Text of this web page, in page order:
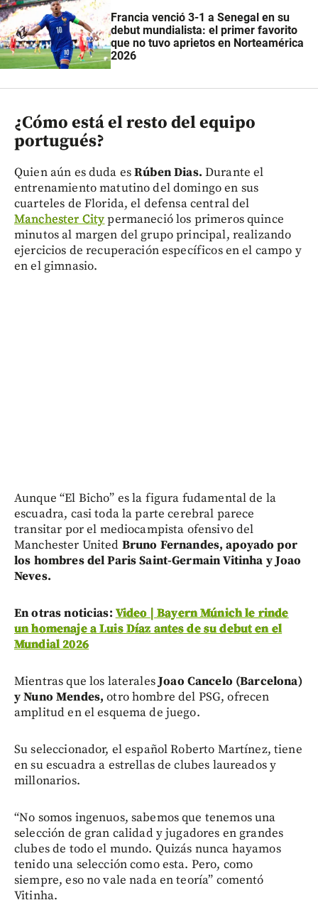
Francia venció 3-1 a Senegal en su
debut mundialista: el primer favorito
que no tuvo aprietos en Norteamérica
2026
¿Cómo está el resto del equipo
portugués?
Quien aún es duda esRúben Dias. Durante el
entrenamiento matutino del domingo en sus
cuarteles de Florida, el defensa central del
Manchester Citypermaneció los primeros quince
minutos al margen del grupo principal, realizando
ejercicios de recuperación específicos en el campo y
en el gimnasio.
Aunque “El Bicho” es la figura fudamental de la
escuadra, casi toda la parte cerebral parece
transitar por el mediocampista ofensivo del
Manchester United Bruno Fernandes, apoyado por
los hombres del Paris Saint-Germain Vitinha y Joao
Neves.
En otras noticias: Video | Bayern Múnich le rinde
un homenaje a Luis Díaz antes de su debut en el
Mundial 2026
Mientras que los lateralesJoao Cancelo (Barcelona)
y Nuno Mendes, otro hombre del PSG, ofrecen
amplitud en el esquema de juego.
Su seleccionador, el español Roberto Martínez, tiene
en su escuadra a estrellas de clubes laureados y
millonarios.
“No somos ingenuos, sabemos que tenemos una
selección de gran calidad y jugadores en grandes
clubes de todo el mundo. Quizás nunca hayamos
tenido una selección como esta. Pero, como
siempre, eso no vale nada en teoría” comentó
Vitinha.